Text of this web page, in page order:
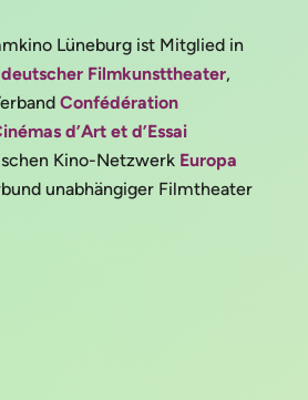
Lüneburg ist Mitglied in
Filmkunsttheater,
Confédération
d’Art et d’Essai
Kino-Netzwerk Europa
unabhängiger Filmtheater